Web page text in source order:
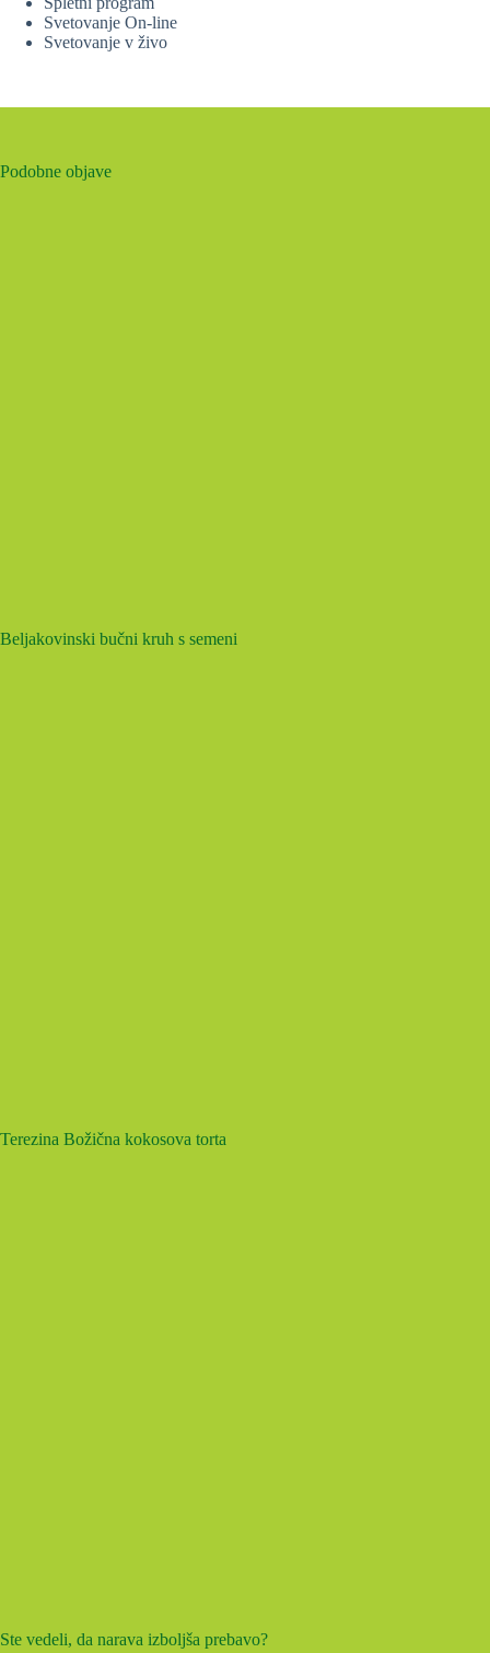
Svetovanje On-line
Svetovanje v živo
Podobne objave
Beljakovinski bučni kruh s semeni
Terezina Božična kokosova torta
Ste vedeli, da narava izboljša prebavo?